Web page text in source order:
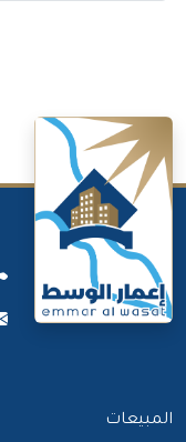
المبيعات